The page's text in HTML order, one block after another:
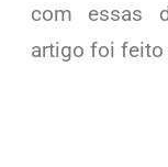
com essas
artigo foi feito